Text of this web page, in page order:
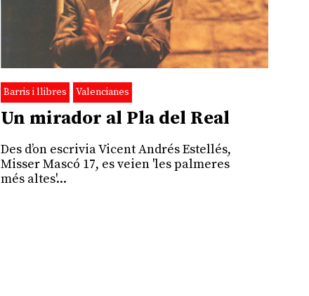
Barris i llibres Valencianes
Un mirador al Pla del Real
Des d’on escrivia Vicent Andrés Estellés,
Misser Mascó 17, es veien 'les palmeres
més altes'...